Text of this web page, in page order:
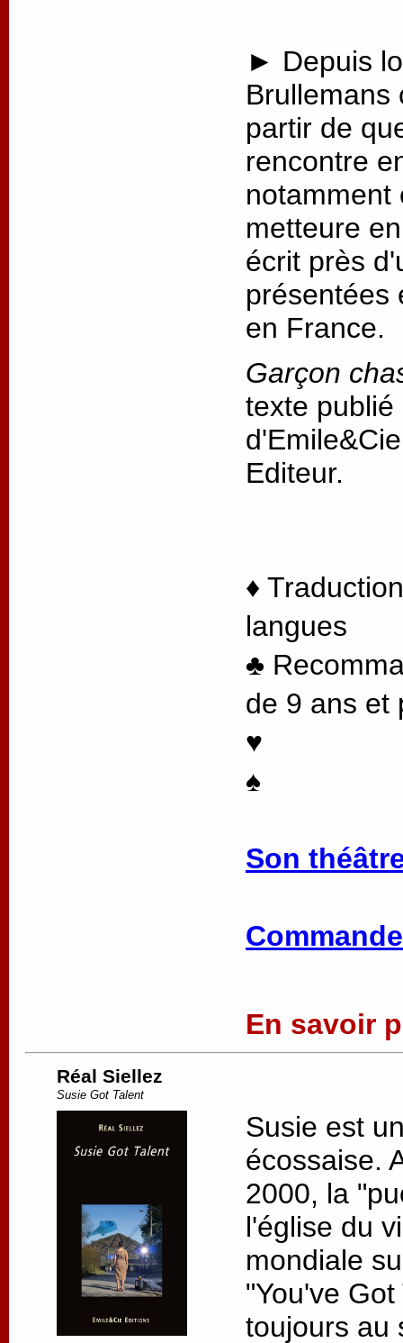
► Depuis
Brullemans
partir de
rencontre
notamment
metteure
écrit près
présentées
en France.
Garçon
texte
Editeur.
♦
langues
♣
de 9 ans et
♥
♠
Son
En savoir
Réal Siellez
Susie Got Talent
Susie est
écossaise.
2000, la
l'église du
mondiale
"You've
toujours au